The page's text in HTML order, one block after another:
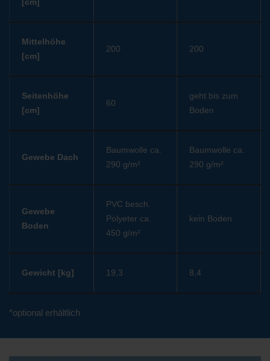
[cm]
Mittelhöhe
[cm]
200 200
Seitenhöhe
[cm]
60
geht bis zum
Boden
Gewebe Dach
Baumwolle ca.
290 g/m²
Baumwolle ca.
290 g/m²
Gewebe
Boden
PVC besch.
Polyeter ca.
450 g/m²
kein Boden
Gewicht [kg] 19,3 8,4
*optional erhältlich